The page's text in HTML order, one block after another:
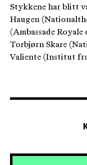
Stykkene har blitt
Haugen
(Ambassade Royale
Torbjørn Skare
Valiente (Institut